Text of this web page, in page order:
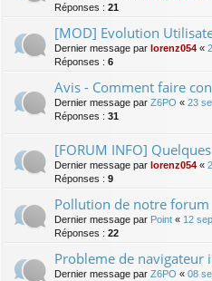
Réponses : 21
[MOD] Evolution
Dernier message par lorenz054 «
Réponses : 6
Avis - Comment faire
Dernier message par Z6PO « 23
Réponses : 31
[FORUM INFO]
Dernier message par lorenz054 «
Réponses : 9
Pollution de notre forum
Dernier message par Point « 12
Réponses : 22
Probleme de navigateur
Dernier message par Z6PO « 08